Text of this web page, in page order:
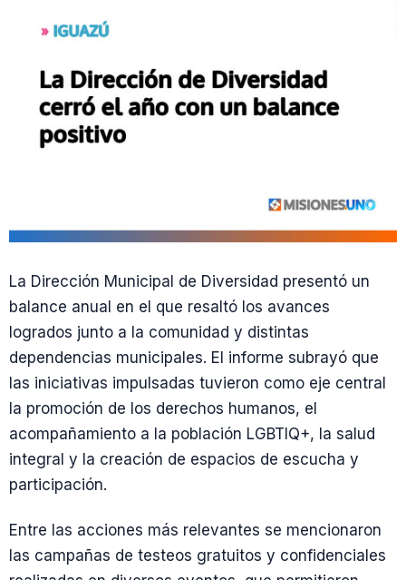
La Dirección Municipal de Diversidad presentó un
balance anual en el que resaltó los avances
logrados junto a la comunidad y distintas
dependencias municipales. El informe subrayó que
las iniciativas impulsadas tuvieron como eje central
la promoción de los derechos humanos, el
acompañamiento a la población LGBTIQ+, la salud
integral y la creación de espacios de escucha y
participación.
Entre las acciones más relevantes se mencionaron
las campañas de testeos gratuitos y confidenciales